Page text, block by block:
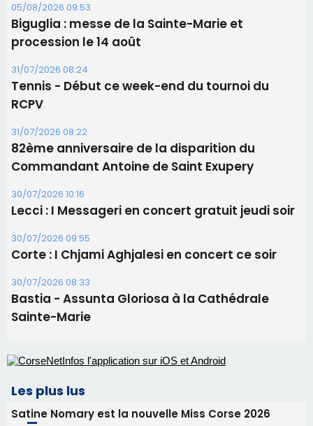
05/08/2026 09:53
Biguglia : messe de la Sainte-Marie et
procession le 14 août
31/07/2026 08:24
Tennis - Début ce week-end du tournoi du
RCPV
31/07/2026 08:22
82ème anniversaire de la disparition du
Commandant Antoine de Saint Exupery
30/07/2026 10:16
Lecci : I Messageri en concert gratuit jeudi soir
30/07/2026 09:55
Corte : I Chjami Aghjalesi en concert ce soir
30/07/2026 08:33
Bastia - Assunta Gloriosa à la Cathédrale
Sainte-Marie
Les plus lus
Satine Nomary est la nouvelle Miss Corse 2026